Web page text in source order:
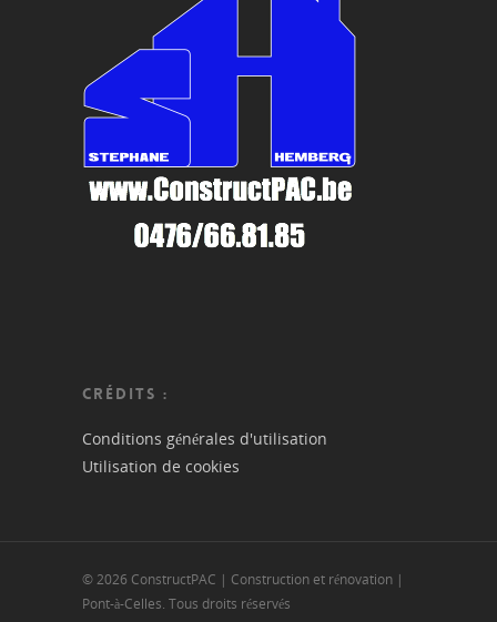
CRÉDITS :
Conditions générales d'utilisation
Utilisation de cookies
© 2026 ConstructPAC | Construction et rénovation |
Pont-à-Celles. Tous droits réservés